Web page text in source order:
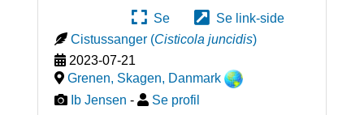
Se
Se link-side
Cistussanger (Cisticola juncidis)
2023-07-21
Grenen, Skagen, Danmark
Ib Jensen - Se profil